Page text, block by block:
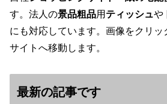
す。法人の景品粗品用 ティッシュや
にも対応しています。画像をクリ
サイトへ移動します。
最新の記事です